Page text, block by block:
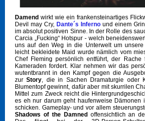
Damend wirkt wie ein frankensteinartiges
Devil may Cry, Dante´s Inferno und einem
im absolut positiven Sinne. In der Rolle des
Carcia „Fucking“ Hotspur - welch
uns auf den Weg in die Unterwelt um
leicht bekleidete Maid wurde nämlich vom
Chef Fleming persönlich entführt, der Rache
Kameraden fordert. Klar nehmen wir das
wutentbrannt in den Kampf gegen die
zurStory, die in Sachen Dramaturgie oder
Blumentopf gewinnt, dafür aber mit skurrilen
Mittel zum Zweck reicht die
es eh nur darum geht haufenweise Dämonen
schicken. Gameplay- und vor allem
Shadows of the Damned offensichtlich an